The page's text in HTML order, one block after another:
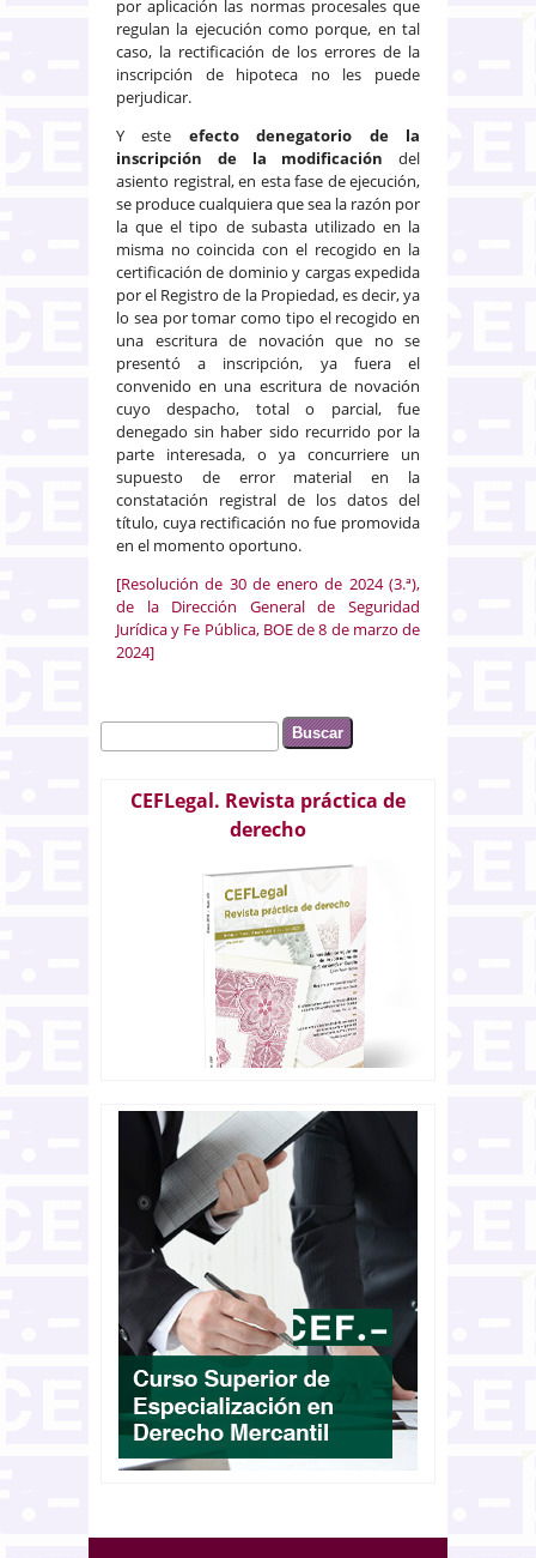
por aplicación las normas procesales que
regulan la ejecución como porque, en tal
caso, la rectificación de los errores de la
inscripción de hipoteca no les puede
perjudicar.
Y este efecto denegatorio de la
inscripción de la modificación del
asiento registral, en esta fase de ejecución,
se produce cualquiera que sea la razón por
la que el tipo de subasta utilizado en la
misma no coincida con el recogido en la
certificación de dominio y cargas expedida
por el Registro de la Propiedad, es decir, ya
lo sea por tomar como tipo el recogido en
una escritura de novación que no se
presentó a inscripción, ya fuera el
convenido en una escritura de novación
cuyo despacho, total o parcial, fue
denegado sin haber sido recurrido por la
parte interesada, o ya concurriere un
supuesto de error material en la
constatación registral de los datos del
título, cuya rectificación no fue promovida
en el momento oportuno.
[Resolución de 30 de enero de 2024 (3.ª),
de la Dirección General de Seguridad
Jurídica y Fe Pública, BOE de 8 de marzo de
2024]
Formulario de búsqueda
Buscar
CEFLegal. Revista práctica de
derecho